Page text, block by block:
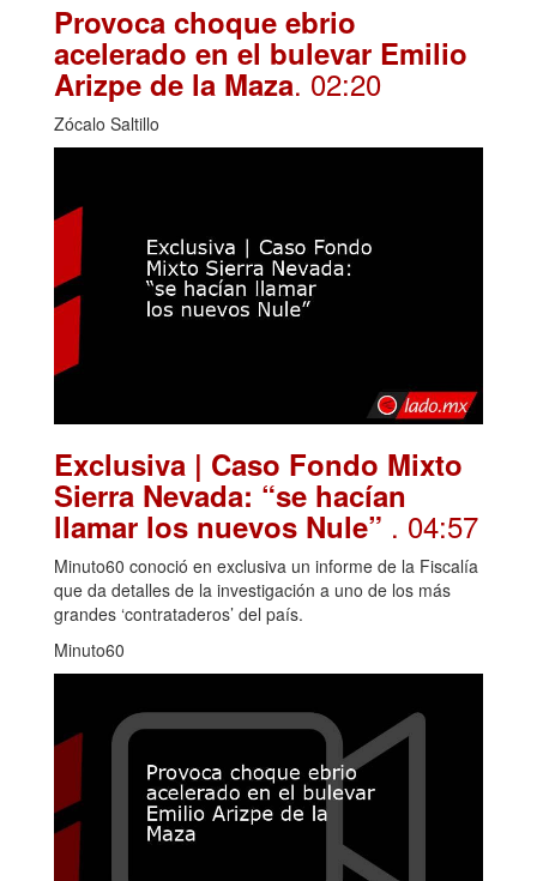
Provoca choque ebrio
acelerado en el bulevar Emilio
Arizpe de la Maza. 02:20
Zócalo Saltillo
Exclusiva | Caso Fondo Mixto
Sierra Nevada: “se hacían
llamar los nuevos Nule” . 04:57
Minuto60 conoció en exclusiva un informe de la Fiscalía
que da detalles de la investigación a uno de los más
grandes ‘contrataderos’ del país.
Minuto60